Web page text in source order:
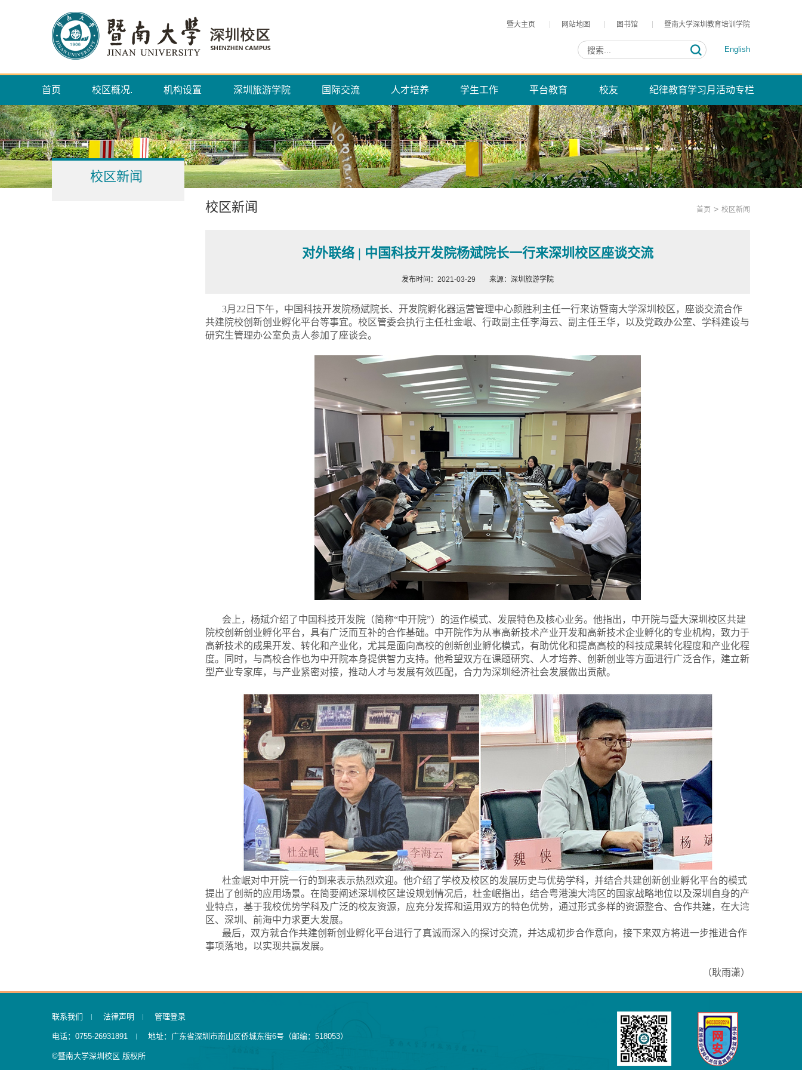
暨大主页 网站地图 图书馆 暨南大学深圳教育培训学院
English
首页 校区概况. 机构设置 深圳旅游学院 国际交流 人才培养 学生工作 平台教育 校友 纪律教育学习月活动专栏
校区新闻
校区新闻 首页 > 校区新闻
对外联络 | 中国科技开发院杨斌院长一行来深圳校区座谈交流
发布时间：2021-03-29 来源：深圳旅游学院
3月 22 日下午，中国科技开发院杨斌院长、开发院孵化器运营管理中心颜胜利主任一行来访暨南大学深圳校区，座谈交流合作
共建院校创新创业孵化平台等事宜。校区管委会执行主任杜金岷、行政副主任李海云、副主任王华，以及党政办公室、学科建设与
研究生管理办公室负责人参加了座谈会。
会上，杨斌介绍了中国科技开发院（简称“中开院”）的运作模式、发展特色及核心业务。他指出，中开院与暨大深圳校区共建
院校创新创业孵化平台，具有广泛而互补的合作基础。中开院作为从事高新技术产业开发和高新技术企业孵化的专业机构，致力于
高新技术的成果开发、转化和产业化，尤其是面向高校的创新创业孵化模式，有助优化和提高高校的科技成果转化程度和产业化程
度。同时，与高校合作也为中开院本身提供智力支持。他希望双方在课题研究、人才培养、创新创业等方面进行广泛合作，建立新
型产业专家库，与产业紧密对接，推动人才与发展有效匹配，合力为深圳经济社会发展做出贡献。
杜金岷对中开院一行的到来表示热烈欢迎。他介绍了学校及校区的发展历史与优势学科，并结合共建创新创业孵化平台的模式
提出了创新的应用场景。在简要阐述深圳校区建设规划情况后，杜金岷指出，结合粤港澳大湾区的国家战略地位以及深圳自身的产
业特点，基于我校优势学科及广泛的校友资源，应充分发挥和运用双方的特色优势，通过形式多样的资源整合、合作共建，在大湾
区、深圳、前海中力求更大发展。
最后，双方就合作共建创新创业孵化平台进行了真诚而深入的探讨交流，并达成初步合作意向，接下来双方将进一步推进合作
事项落地，以实现共赢发展。
（耿雨潇）
联系我们 法律声明 管理登录
电话：0755-26931891 地址：广东省深圳市南山区侨城东街6号（邮编：518053）
©暨南大学深圳校区 版权所